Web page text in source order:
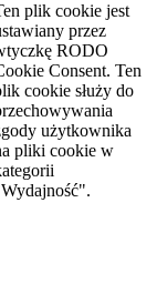
plik cookie jest
przez
RODO
Consent. Ten
cookie służy do
użytkownika
pliki cookie w